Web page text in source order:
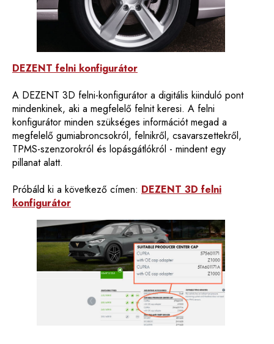
DEZENT felni konfigurátor
A DEZENT 3D felni-konfigurátor a digitális kiinduló pont
mindenkinek, aki a megfelelő felnit keresi. A felni
konfigurátor minden szükséges információt megad a
megfelelő gumiabroncsokról, felnikről, csavarszettekről,
TPMS-szenzorokról és lopásgátlókról - mindent egy
pillanat alatt.
Próbáld ki a következő címen: DEZENT 3D felni
konfigurátor